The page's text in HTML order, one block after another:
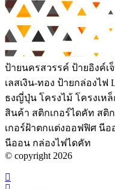
ป้ายนครสวรรค์ ป้ายอิงค์
เลสเงิน-ทอง ป้ายกล่องไ
ธงญี่ปุ่น โครงไม้ โครงเหล็
สินค้า สติกเกอร์ไดคัท สติ
เกอร์ฝ้าตกแต่งออฟฟิศ นีอ
นีออน กล่องไฟไดคัท
© copyright 2026